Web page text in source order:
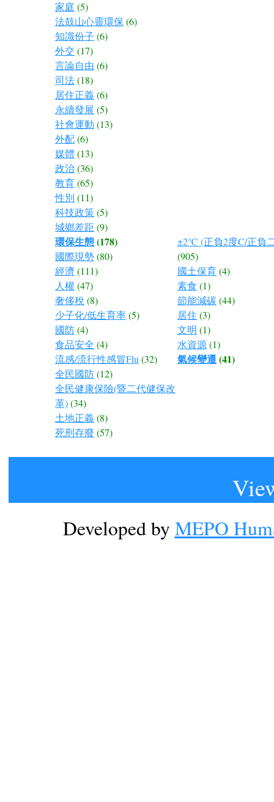
家庭 (5)
法鼓山心靈環保(6)
知識份子 (6)
外交 (17)
言論自由 (6)
司法(18)
居住正義(6)
永續發展 (5)
社會運動 (13)
外配(6)
媒體 (13)
政治(36)
教育(65)
性別 (11)
科技政策(5)
城鄉差距 (9)
環保生態(178)
國際現勢(80)
經濟 (111)
人權(47)
奢侈稅 (8)
少子化/低生育率(5)
國防(4)
食品安全 (4)
流感/流行性感冒Flu(32)
全民國防(12)
全民健康保險(暨二代健保改
革)(34)
土地正義(8)
死刑存廢 (57)
±2℃ (正負2度C/正負
(905)
國土保育(4)
素食 (1)
節能減碳 (44)
居住 (3)
文明 (1)
水資源(1)
氣候變遷(41)
Developed by MEPO